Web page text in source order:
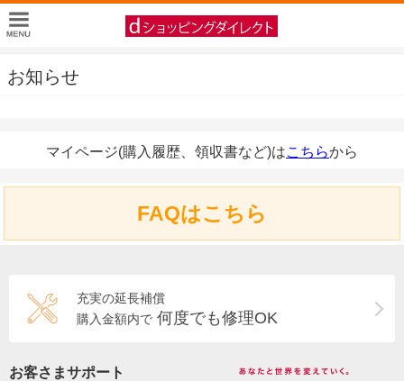
お知らせ
マイページ(購入履歴、領収書など)はこちらから
FAQはこちら
充実の延長補償
購入金額内で 何度でも修理OK
お客さまサポート